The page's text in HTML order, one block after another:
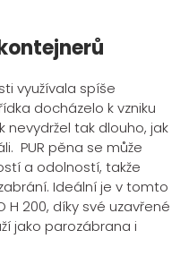
využívala spíše
docházelo k vzniku
tak dlouho, jak
PUR pěna se může
a odolností, takže
Ideální je v tomto
200, díky své uzavřené
jako parozábrana i